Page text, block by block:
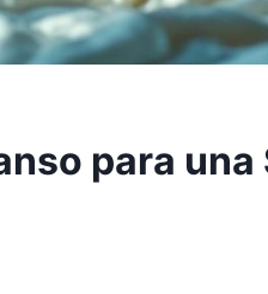
para una